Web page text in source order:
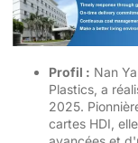
Profil : Nan
Plastics, a
2025.
cartes HDI,